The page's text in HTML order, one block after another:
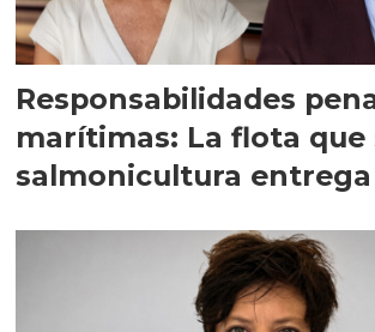
Responsabilidades
marítimas: La flota que
salmonicultura entrega